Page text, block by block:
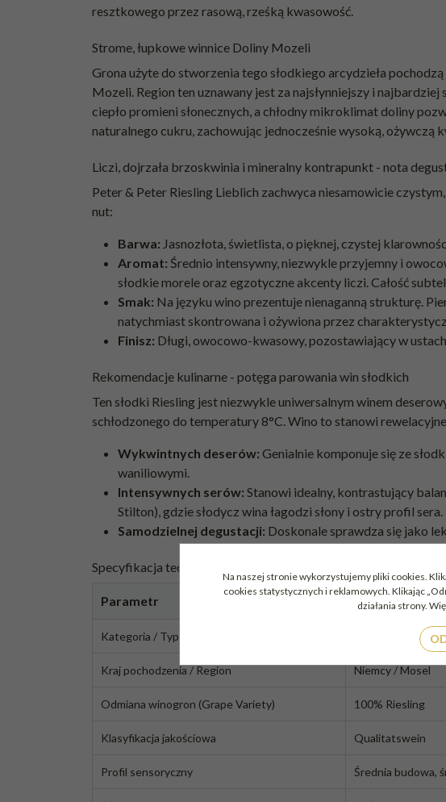
resztkowego przez rasową, rześką kwasowość.
Strome, łupkowe winnice Doliny Mozeli
Grona użyte do stworzenia tego słodkiego arcydzieła
Mozeli. Region ten uznawany jest za najsłynniejszy i
ciepło promieni słonecznych, a chłodny mikroklimat doliny
naturalnego cukru, zachowując jednocześnie wysoką, ożywczą
Liczi, dojrzała brzoskwinia i mineralny kontrapunkt - nota
Peter & Peter Riesling Lieblich zachwyca niesamowicie
nut:
Barwa: Jasnozłota, świetlista, o pięknej, czystej
Aromat: Średnio intensywny, niezwykle przyjemny i
słodkie morele oraz egzotyczne akcenty liczi. Całość
Smak: Na języku wino prezentuje nienaganną strukturę.
natychmiast skontrowana i ożywiona przez
Finisz: Długi, owocowo-kwasowy, pozostawiający w
Rekomendacje kulinarne - potęga parowania win słodkich
Ten słodki Riesling jest niezwykle uniwersalnym winem
schłodzonego do temperatury 8°C. Wino to stanowi
Wykwintnych deserów: Genialnie komponuje się ze
waniliowymi.
Intensywnych serów: Stanowi idealny, kontrastujący
Stilton), gdzie słodycz wina łagodzi słony i ostry profil sera.
Samodzielnej degustacji: Doskonale sprawdza się jako
Specyfikacja techniczna
Parametr Szczegóły
Kategoria / Typ Wino białe /
Kraj pochodzenia / Region Niemcy / Mosel
Odmiana winogron (Grape Variety) 100% Riesling
Klasyfikacja jakościowa Qualitatswein
Profil sensoryczny Średnia budowa,
Na naszej stronie wykorzystujemy pliki cookies.
cookies statystycznych i reklamowych. Klikając
działania strony.